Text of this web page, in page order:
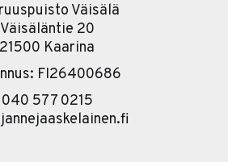
Väisälä
Väisäläntie 20
21500 Kaarina
FI26400686
040 577 0215